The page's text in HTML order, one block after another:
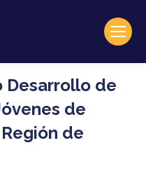
Desarrollo de
de
de